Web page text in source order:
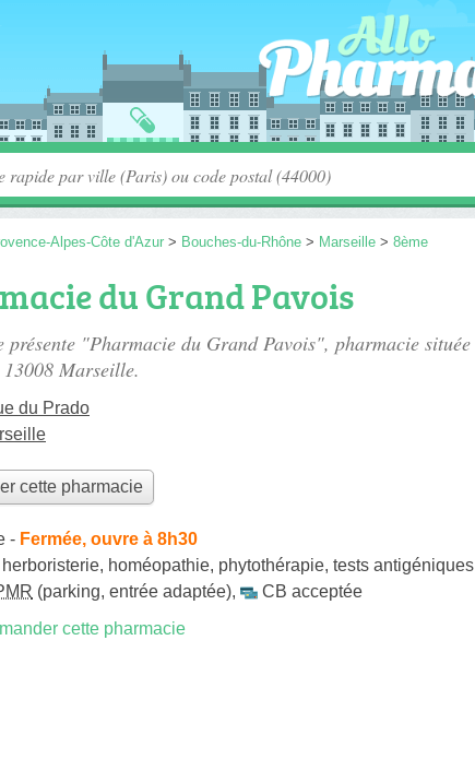
Alpes-Côte d'Azur > Bouches-du-Rhône > Marseille > 8ème
du Grand Pavois
présente "Pharmacie du Grand Pavois", pharmacie située
Marseille.
du Prado
cette pharmacie
- Fermée, ouvre à 8h30
herboristerie, homéopathie, phytothérapie, tests antigéniques
(parking, entrée adaptée),
CB acceptée
cette pharmacie